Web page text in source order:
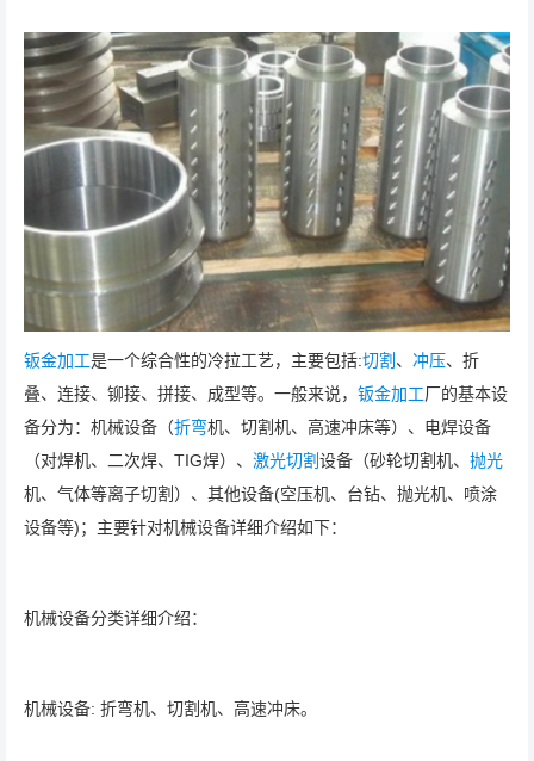
钣金加工是一个综合性的冷拉工艺，主要包括:切割 、 冲压、折
叠、连接、铆接、拼接、成型等。一般来说， 钣金加工厂的基本设
备分为：机械设备（折弯机、切割机、高速冲床等）、电焊设备
（对焊机、二次焊、TIG焊）、 激光切割设备（砂轮切割机、 抛光
机、气体等离子切割）、其他设备(空压机、台钻、抛光机、喷涂
设备等)；主要针对机械设备详细介绍如下：
机械设备分类详细介绍：
机械设备: 折弯机、切割机、高速冲床。